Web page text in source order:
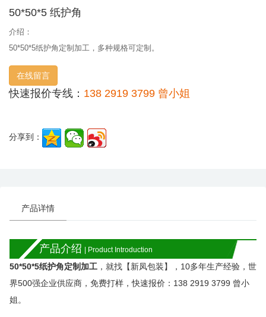
50*50*5 纸护角
介绍：
50*50*5纸护角定制加工，多种规格可定制。
在线留言
快速报价专线： 138 2919 3799 曾小姐
分享到：
产品详情
产品介绍 | Product Introduction
50*50*5纸护角定制加工 ，就找【新凤包装】， 10多年生产经验，世
界500强企业供应商，免费打样，快速报价： 138 2919 3799 曾小
姐。